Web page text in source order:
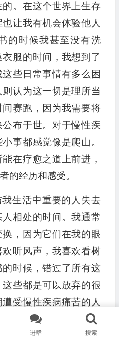
。在这个世界上生存
让我有机会体验他人
的时候我甚至没有洗
服的时间，我想到了
些日常事情有多么困
认为这一切是理所当
赛跑，因为我需要将
布于世。对于慢性疾
事都感觉像是爬山。
在疗愈之道上前进，
的经历和感受。
生活中重要的人失去
相处的时间。我通常
，因为它们在我的眼
听风声，我喜欢看树
时候，错过了所有这
些都是可以放弃的很
受慢性疾病痛苦的人
。我一直把他们记在
流逝，我记录下可以
进群 搜索